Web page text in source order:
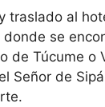
al
se
de Túcume o
Señor de